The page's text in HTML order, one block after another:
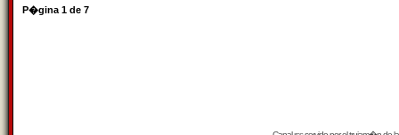
P�gina 1 de 7